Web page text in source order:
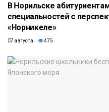
В Норильске
специальностей с
«Норникеле»
07 августа 475